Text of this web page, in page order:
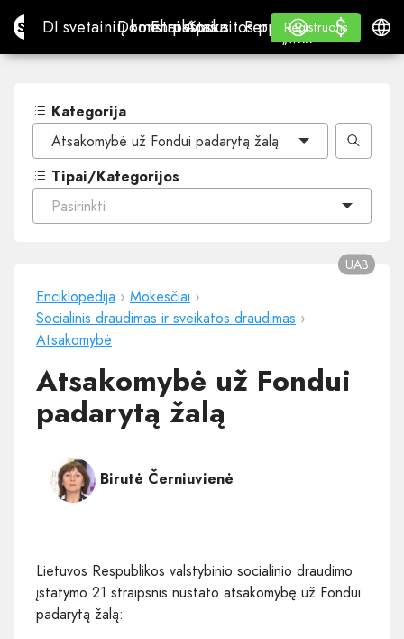
Site.proDI svetainių konstruktorius
DI svetainių konstruktorius
Domenai
DomenaiEl. paštas
El. paštasApskaitos programa
Apskaitos programa
Perpardavėjams
„WHITE LABEL“
Mokymasis
Mokymasis
Registruotis
Registruotis
Prisijungti
$
$
Kategorija
Atsakomybė už Fondui padarytą žalą
Tipai/Kategorijos
Pasirinkti
Enciklopedija › Mokesčiai ›
Socialinis draudimas ir sveikatos draudimas ›
Atsakomybė
Atsakomybė už Fondui
padarytą žalą
UAB
Birutė Černiuvienė
Lietuvos Respublikos valstybinio socialinio draudimo
įstatymo 21 straipsnis nustato atsakomybę už Fondui
padarytą žalą: